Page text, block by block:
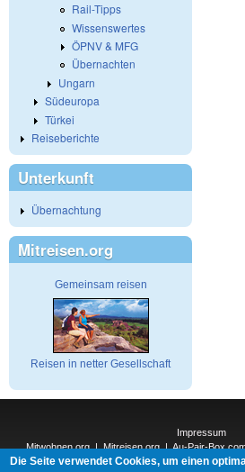
Rail-Tipps
Wissenswertes
ÖPNV & MFG
Übernachten
Ungarn
Südeuropa
Türkei
Reiseberichte
Unterkunft
Übernachtung
Mitreisen.org
Gemeinsam reisen
Reisen in netter Gesellschaft
Impressum
Mitwohnen.org|Mitreisen.org|Au-Pair-
Under.org |
Die Seite verwendet Cookies, um einen